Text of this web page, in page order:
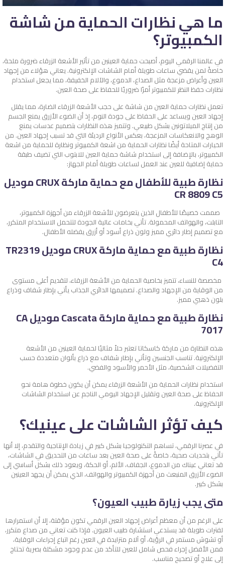
ما هي نظارات الحماية من شاشة
الكمبيوتر؟
في عالمنا الرقمي اليوم، أصبحت حماية العينين من تأثير الأشعة الزرقاء ضرورة ملحة،
خاصةً لمن يقضي ساعات طويلة أمام الشاشات الإلكترونية. يعاني هؤلاء من إجهاد
العين وأعراض مزعجة مثل الصداع، الدموع، والآلام الخفيفة، مما يجعل استخدام
نظارات حفظ النظر للكمبيوتر أمرًا ضروريًا للحفاظ على صحة العين.
تعمل نظارات حماية العين من شاشة على حجب الأشعة الزرقاء الضارة، مما يقلل
إجهاد العين ويساعد على الحفاظ على جودة النوم، إذ أن الضوء الأزرق يمنع الجسم
من إنتاج الميلاتونين بشكل طبيعي. وتتميز هذه النظارات بتصميم عدسات يمنع
الوهج والانعكاسات المزعجة، بعكس الأنواع الرديئة التي قد تسبب إجهاد العين. من
الخيارات المتاحة أيضًا نظارات الحماية من اشعة الكمبيوتر ونظارة للحماية من اشعة
الكمبيوتر، بالإضافة إلى استخدام شاشة حماية العين للابتوب التي تضيف طبقة
حماية إضافية للعين عند العمل لساعات طويلة أمام الجهاز:
نظارة طبية للأطفال مع حماية ماركة CRUX موديل
CR 8809 C5
صممت خصيصًا للأطفال الذين يتعرضون للأشعة الزرقاء من أجهزة الكمبيوتر،
التابلت، والهواتف المحمولة. تأتي بخامات عالية الجودة لتتحمل الاستخدام المتكرر،
مع تصميم إطار دائري مميز ولون ذراع أسود أو أزرق يفضله الأطفال.
نظارة طبية مع حماية ماركة CRUX موديل TR2319
C4
مخصصة للنساء، تتميز بخاصية الحماية من الأشعة الزرقاء، لتقديم أعلى مستوى
من الوقاية من الإجهاد والصداع. تصميمها الدائري الجذاب يأتي بإطار شفاف وذراع
بلون ذهبي مميز.
نظارة طبية مع حماية ماركة Cascata موديل CA
7017
هذه النظارة من ماركة كاسكاتا تعتبر حلاً مثاليًا لحماية العينين من الأشعة
الإلكترونية. تناسب الجنسين وتأتي بإطار شفاف مع ذراع بألوان متعددة حسب
التفضيلات الشخصية، مثل الأحمر والأسود والفضي.
استخدام نظارات الحماية من الأشعة الزرقاء يمكن أن يكون خطوة هامة نحو
الحفاظ على صحة العين وتقليل الإجهاد اليومي الناجم عن استخدام الشاشات
الإلكترونية.
كيف تؤثر الشاشات على عينيك؟
في عصرنا الرقمي، تساهم التكنولوجيا بشكل كبير في زيادة الإنتاجية والتقدم، إلا أنها
تأتي بتحديات صحية، خاصةً على صحة العين بعد ساعات من التحديق في الشاشات،
قد تعاني عيناك من الدموع، الجفاف، الألم، أو الحكة، ويعود ذلك بشكل أساسي إلى
الضوء الأزرق المنبعث من أجهزة الكمبيوتر والهواتف، الذي يمكن أن يجهد العينين
بشكل كبير.
متى يجب زيارة طبيب العيون؟
على الرغم من أن معظم أعراض إجهاد العين الرقمي تكون مؤقتة، إلا أن استمرارها
لفترات طويلة قد يستدعي استشارة طبيب العيون. فإذا كنت تعاني من صداع متكرر،
أو تشوش مستمر في الرؤية، أو آلام متزايدة في العين رغم اتباع إجراءات الوقاية،
فمن الأفضل إجراء فحص شامل للعين للتأكد من عدم وجود مشكلة بصرية تحتاج
إلى علاج أو تصحيح مناسب.